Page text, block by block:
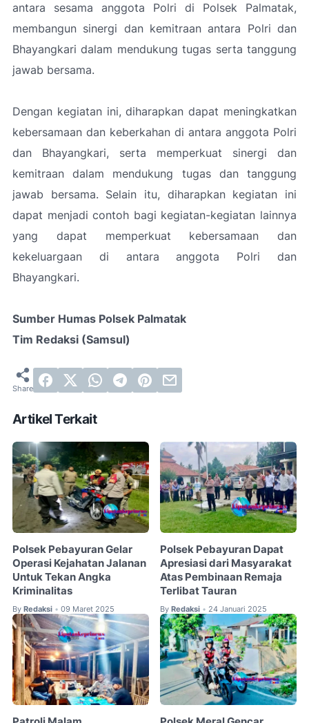
antara sesama anggota Polri di Polsek Palmatak,
membangun sinergi dan kemitraan antara Polri dan
Bhayangkari dalam mendukung tugas serta tanggung
jawab bersama.
Dengan kegiatan ini, diharapkan dapat meningkatkan
kebersamaan dan keberkahan di antara anggota Polri
dan Bhayangkari, serta memperkuat sinergi dan
kemitraan dalam mendukung tugas dan tanggung
jawab bersama. Selain itu, diharapkan kegiatan ini
dapat menjadi contoh bagi kegiatan-kegiatan lainnya
yang dapat memperkuat kebersamaan dan
kekeluargaan di antara anggota Polri dan
Bhayangkari.
Sumber Humas Polsek Palmatak
Tim Redaksi (Samsul)
Artikel Terkait
Polsek Pebayuran Gelar
Operasi Kejahatan Jalanan
Untuk Tekan Angka
Kriminalitas
By Redaksi • 09 Maret 2025
Polsek Pebayuran Dapat
Apresiasi dari Masyarakat
Atas Pembinaan Remaja
Terlibat Tauran
By Redaksi • 24 Januari 2025